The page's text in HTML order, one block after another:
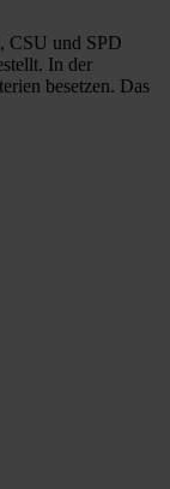
CSU und SPD
In der
besetzen. Das